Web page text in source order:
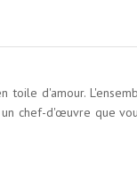
d'amour.
chef-d'œuvre que